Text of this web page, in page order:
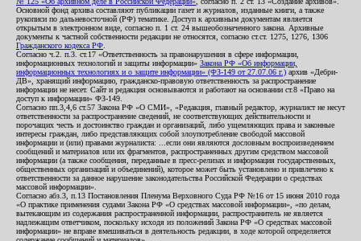
Основной фонд архива составляют публикации газет и журналов, изданные книги, а также
рукописи по дальневосточной (РФ) тематике. Доступ к архивным документам является
открытым в электронном виде, согласно п. 1 ст. 24 вышеобозначенного закона. Архивные
документы к частной собственности редакции не относятся, согласно ст.ст. 1275, 1276, 1306
Гражданского кодекса РФ
Согласно ч.2. п.3. ст.17 «Ответственность за правонарушения в сфере информации,
информационных технологий и защиты информации» Закона РФ «Об информации,
информационных технологиях и о защите информации» (ФЗ-149 от 27.07.06 г.) архив «Дебри-
ДВ», хранящий информацию, гражданско-правовую ответственность за распространение
информации не несет. Сайт и редакция основываются и работают на основании ст.8 «Право на
доступ к информации» ФЗ-149.
Согласно пп.3,4,6 ст.57 Закона РФ «О СМИ», «Редакция, главный редактор, журналист не несут
ответственности за распространение сведений, не соответствующих действительности и
порочащих честь и достоинство граждан и организаций, либо ущемляющих права и законные
интересы граждан, либо представляющих собой злоупотребление свободой массовой
информации и (или) правами журналиста: ...если они являются дословным воспроизведением
сообщений и материалов или их фрагментов, распространенных другим средством массовой
информации (а также сообщения, переданные в пресс-релизах и информация государственных,
общественных организаций и объединений), которое может быть установлено и привлечено к
ответственности за данное нарушение законодательства Российской Федерации о средствах
массовой информации».
Согласно абз.3, п.13 Постановления Пленума Верховного Суда РФ №16 от 15 июня 2010 года
«О практике применения судами Закона РФ «О средствах массовой информации», «по делам,
вытекающим из содержания распространенной информации, распространитель не является
надлежащим ответчиком, поскольку исходя из положений Закона РФ «О средствах массовой
информации» не вправе вмешиваться в деятельность редакции, в ходе которой определяется